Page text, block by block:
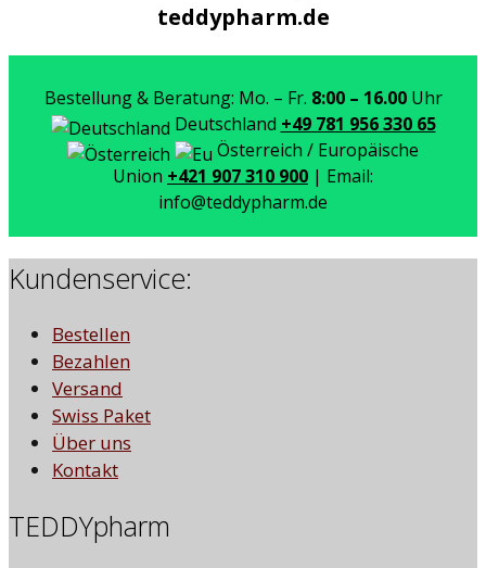
teddypharm.de
Bestellung & Beratung: Mo. – Fr. 8:00 – 16.00Uhr
Deutschland +49 781 956 330 65
Österreich / Europäische
Union +421 907 310 900 | Email:
info@teddypharm.de
Kundenservice:
Bestellen
Bezahlen
Versand
Swiss Paket
Über uns
Kontakt
TEDDYpharm